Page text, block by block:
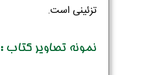
تزئینی است.
نمونه تصاویر کتاب :